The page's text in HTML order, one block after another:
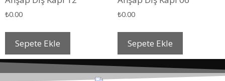
₺0.00
Sepete Ekle
₺0.00
Sepete Ekle